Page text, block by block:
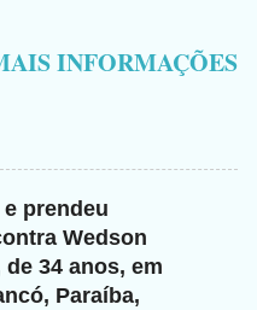
INFORMAÇÕES
prendeu
Wedson
34 anos, em
Paraíba,